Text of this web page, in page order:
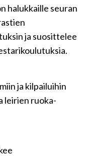
halukkaille seuran
ja suosittelee
ja kilpailuihin
leirien ruoka-